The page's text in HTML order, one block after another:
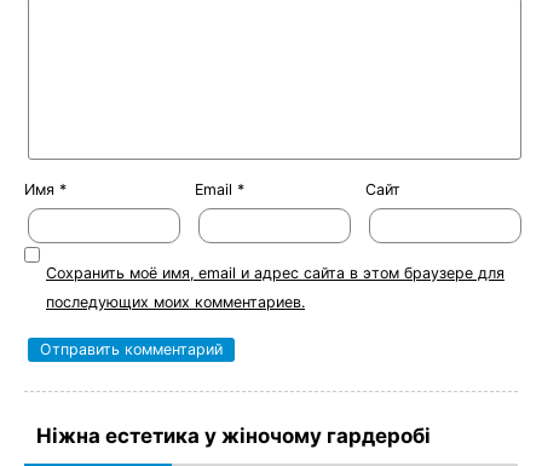
Имя * Email * Сайт
Сохранить моё имя, email и адрес сайта в этом браузере для
последующих моих комментариев.
Ніжна естетика у жіночому гардеробі